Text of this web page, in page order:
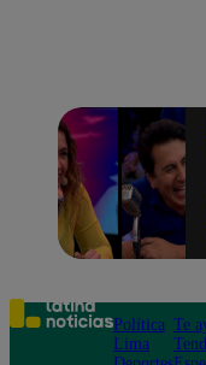
Política
Lima
Te